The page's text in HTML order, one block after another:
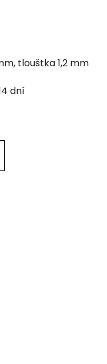
tlouštka 1,2 mm
dní